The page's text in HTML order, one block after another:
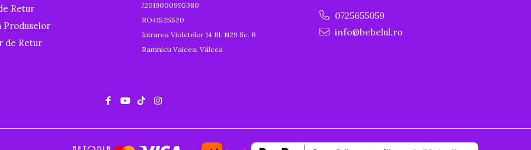
Retur
Produselor
de Retur
J2019000995380
RO41525520
Intrarea Violetelor 14 Bl. N29 Sc. B
Ramnicu Valcea, Vâlcea
0725655059
info@bebelul.ro